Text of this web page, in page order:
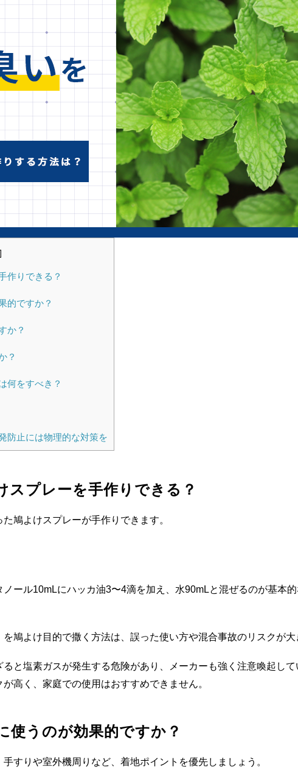
作りできる？
的ですか？
か？
？
何をすべき？
防止には物理的な対策を
スプレーを手作りできる？
鳩よけスプレーが手作りできます。
ール10mLにハッカ油3〜4滴を加え、水90mLと混ぜるのが基本
鳩よけ目的で撒く方法は、誤った使い方や混合事故のリスクが大
と塩素ガスが発生する危険があり、メーカーも強く注意喚起し
高く、家庭での使用はおすすめできません。
使うのが効果的ですか？
すりや室外機周りなど、着地ポイントを優先しましょう。